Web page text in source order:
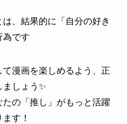
、結果的に「自分の好き
為です
漫画を楽しめるよう、正
しょう✨
の「推し」がもっと活躍
す！